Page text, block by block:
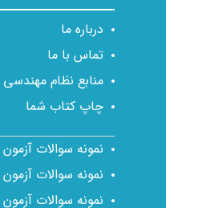
درباره ما
تماس با ما
منابع نظام مهندسی
چاپ کتاب شما
نمونه سوالات
نمونه سوالات
نمونه سوالات